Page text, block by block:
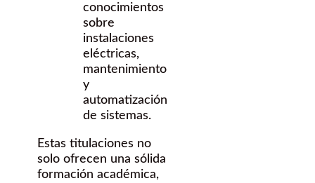
conocimientos
sobre
instalaciones
eléctricas,
mantenimiento
y
automatización
de sistemas.
Estas titulaciones no
solo ofrecen una sólida
formación académica,